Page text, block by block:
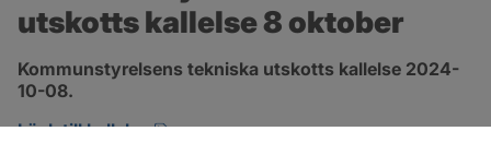
utskotts kallelse 8 oktober
Kommunstyrelsens tekniska utskotts kallelse 2024-
10-08.
Länk till kallelse
pdf, 134.7 kB, öppnas i nytt fönster.